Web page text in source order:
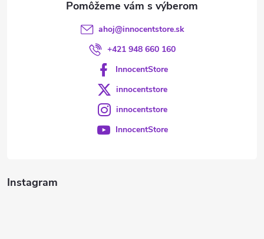
Instagram
ahoj@innocentstore.sk
+421 948 660 160
InnocentStore
innocentstore
innocentstore
InnocentStore